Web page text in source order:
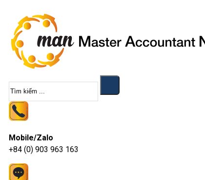
Tìm
kiếm
Mobile/Zalo
+84 (0) 903 963 163